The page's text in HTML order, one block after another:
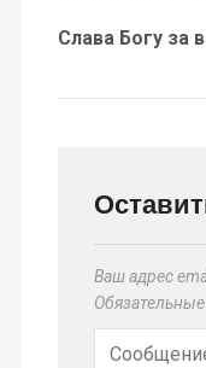
Слава Богу за
Ваш адрес